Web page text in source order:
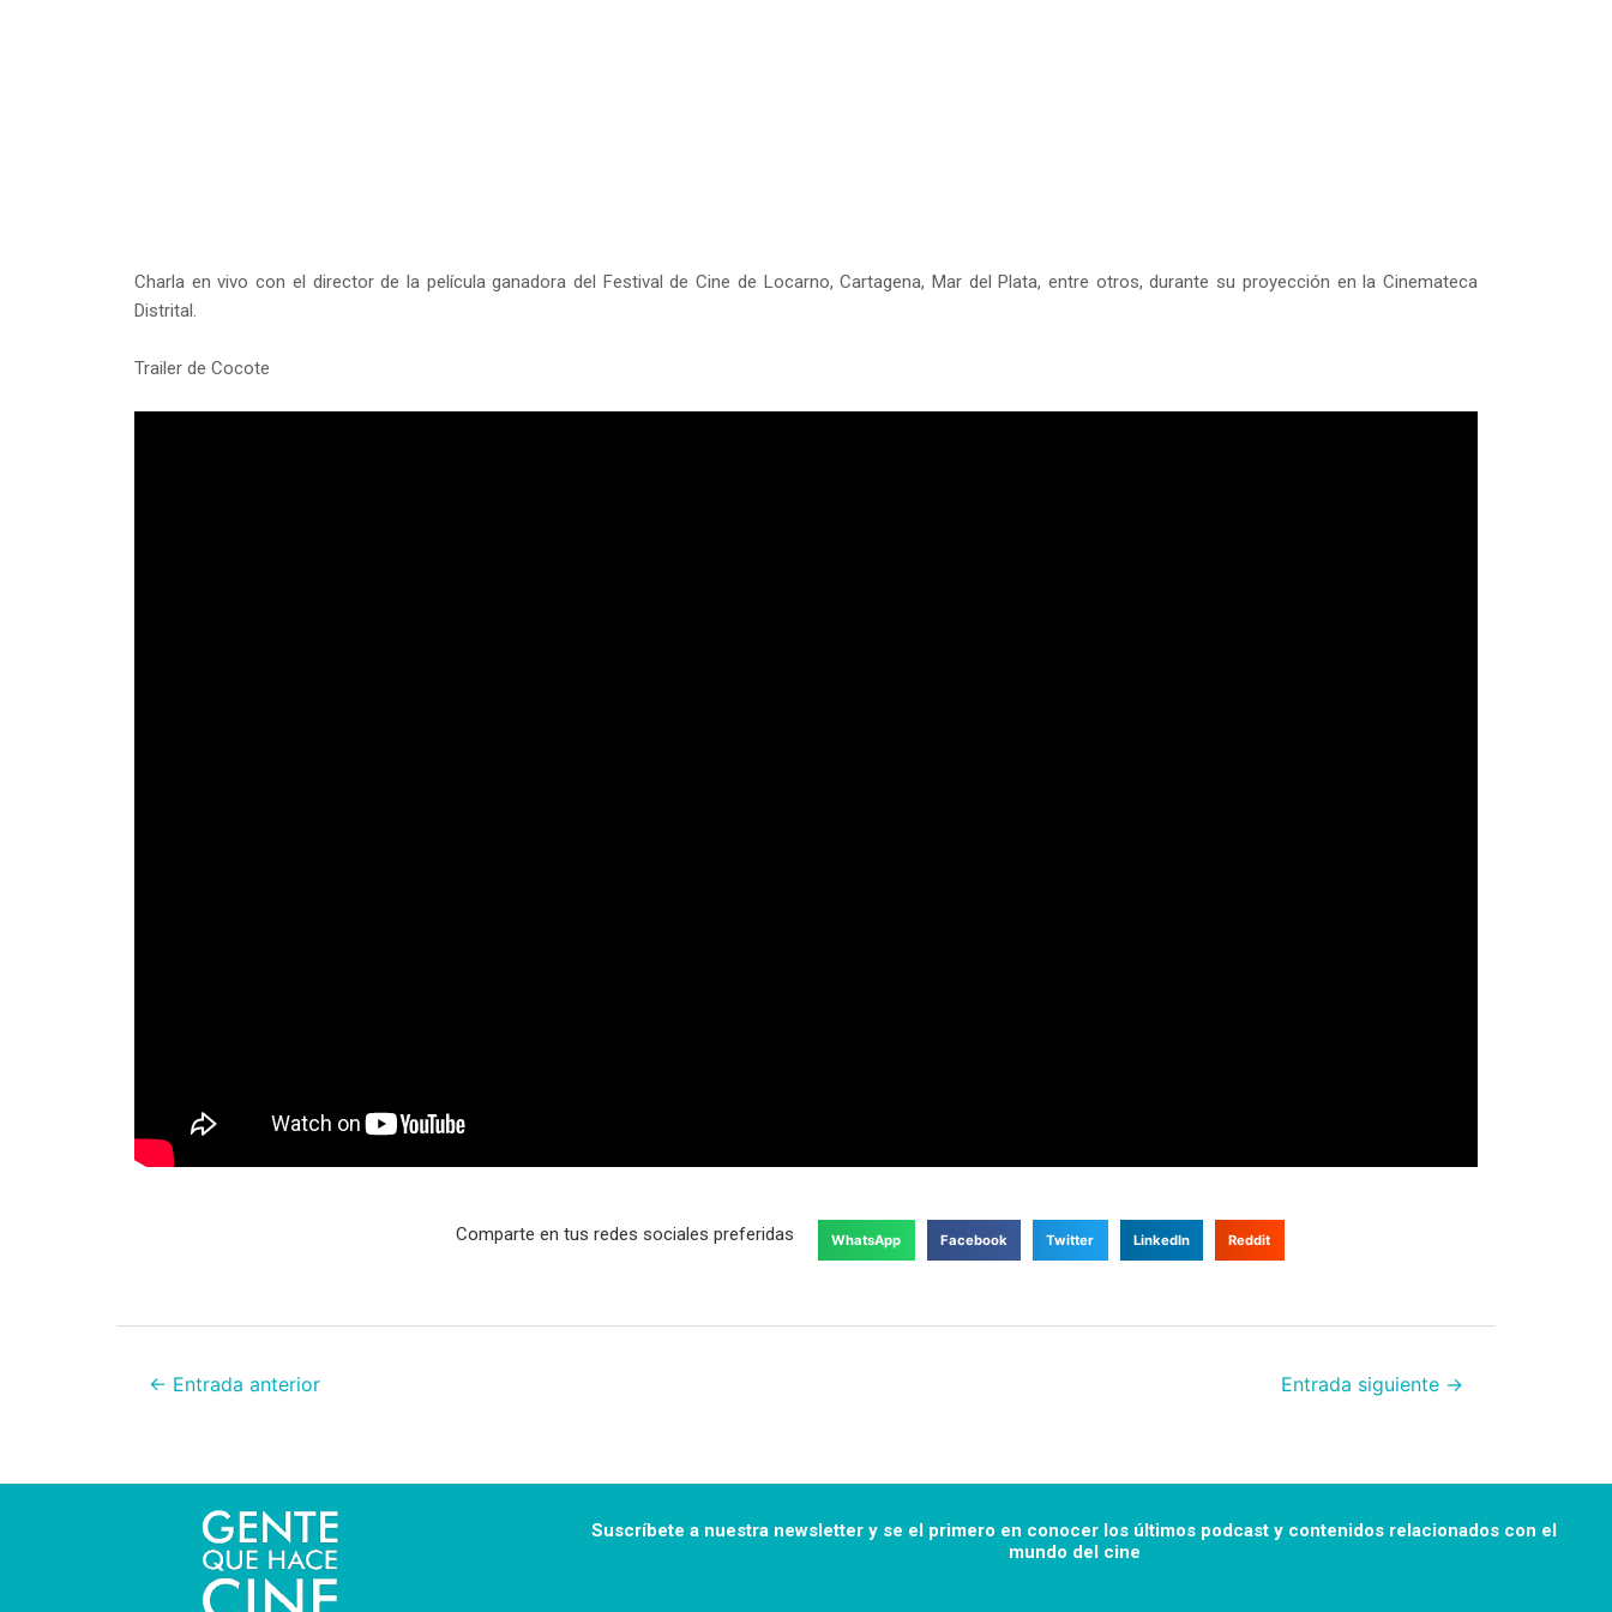
Charla en vivo con el director de la película ganadora del Festival de Cine de Locarno, Cartagena, Mar del Plata, entre otros, durante su proyección en la Cinemateca
Distrital.
Trailer de Cocote
Comparte en tus redes sociales preferidas WhatsApp Facebook Twitter LinkedIn Reddit
← Entrada anterior Entrada siguiente →
Suscríbete a nuestra newsletter y se el primero en conocer los últimos podcast y contenidos relacionados con el
mundo del cine